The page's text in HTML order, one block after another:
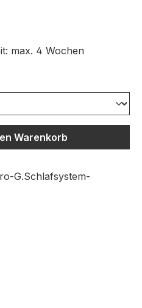
max. 4 Wochen
Wert
Warenkorb
G.Schlafsystem-